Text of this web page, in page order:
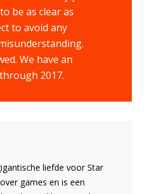
be as clear as
to avoid any
We have an
2017.
liefde voor Star
games en is een